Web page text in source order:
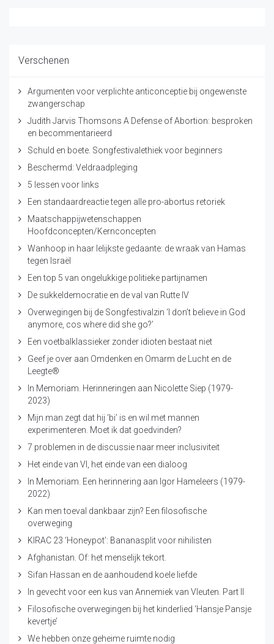
Verschenen
Argumenten voor verplichte anticonceptie bij ongewenste
zwangerschap
Judith Jarvis Thomsons A Defense of Abortion: besproken
en becommentarieerd
Schuld en boete. Songfestivalethiek voor beginners
Beschermd: Veldraadpleging
5 lessen voor links
Een standaardreactie tegen alle pro-abortus retoriek
Maatschappijwetenschappen
Hoofdconcepten/Kernconcepten
Wanhoop in haar lelijkste gedaante: de wraak van Hamas
tegen Israël
Een top 5 van ongelukkige politieke partijnamen
De sukkeldemocratie en de val van Rutte IV
Overwegingen bij de Songfestivalzin ‘I don’t believe in God
anymore, cos where did she go?’
Een voetbalklassieker zonder idioten bestaat niet
Geef je over aan Omdenken en Omarm de Lucht en de
Leegte®
In Memoriam. Herinneringen aan Nicolette Siep (1979-
2023)
Mijn man zegt dat hij ‘bi’ is en wil met mannen
experimenteren. Moet ik dat goedvinden?
7 problemen in de discussie naar meer inclusiviteit
Het einde van VI, het einde van een dialoog
In Memoriam. Een herinnering aan Igor Hameleers (1979-
2022)
Kan men toeval dankbaar zijn? Een filosofische
overweging
KIRAC 23 ‘Honeypot’: Bananasplit voor nihilisten
Afghanistan. Of: het menselijk tekort.
Sifan Hassan en de aanhoudend koele liefde
In gevecht voor een kus van Annemiek van Vleuten. Part II
Filosofische overwegingen bij het kinderlied ‘Hansje Pansje
kevertje’
We hebben onze geheime ruimte nodig